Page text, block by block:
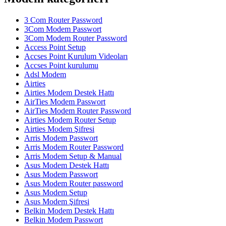
3 Com Router Password
3Com Modem Passwort
3Com Modem Router Password
Access Point Setup
Accses Point Kurulum Videoları
Accses Point kurulumu
Adsl Modem
Airties
Airties Modem Destek Hattı
AirTies Modem Passwort
AirTies Modem Router Password
Airties Modem Router Setup
Airties Modem Şifresi
Arris Modem Passwort
Arris Modem Router Password
Arris Modem Setup & Manual
Asus Modem Destek Hattı
Asus Modem Passwort
Asus Modem Router password
Asus Modem Setup
Asus Modem Şifresi
Belkin Modem Destek Hattı
Belkin Modem Passwort